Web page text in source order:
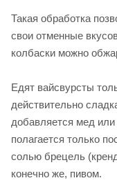
Такая обработка
свои отменные
колбаски можно
Едят вайсвурсты
действительно
добавляется мед
полагается только
солью брецель
конечно же, пивом.